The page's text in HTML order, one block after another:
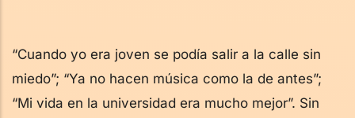
“Cuando yo era joven se podía salir a la calle sin
miedo”; “Ya no hacen música como la de antes”;
“Mi vida en la universidad era mucho mejor”. Sin